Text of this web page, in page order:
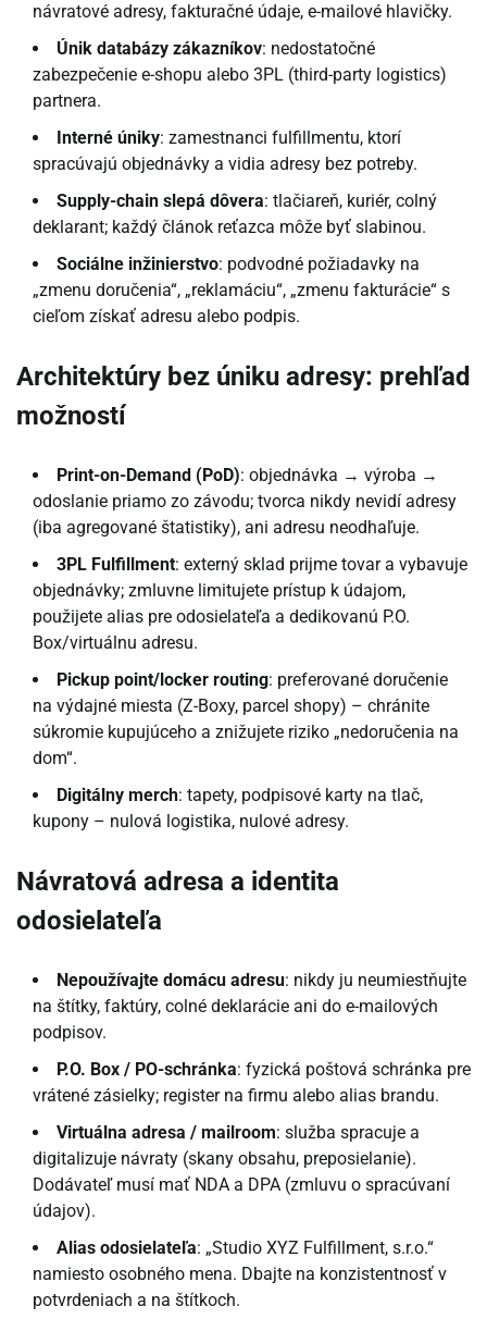
návratové adresy, fakturačné údaje, e-mailové hlavičky.
Únik databázy zákazníkov: nedostatočné
zabezpečenie e-shopu alebo 3PL (third-party logistics)
partnera.
Interné úniky: zamestnanci fulfillmentu, ktorí
spracúvajú objednávky a vidia adresy bez potreby.
Supply-chain slepá dôvera: tlačiareň, kuriér, colný
deklarant; každý článok reťazca môže byť slabinou.
Sociálne inžinierstvo: podvodné požiadavky na
„zmenu doručenia“, „reklamáciu“, „zmenu fakturácie“ s
cieľom získať adresu alebo podpis.
Architektúry bez úniku adresy: prehľad
možností
Print-on-Demand (PoD): objednávka → výroba →
odoslanie priamo zo závodu; tvorca nikdy nevidí adresy
(iba agregované štatistiky), ani adresu neodhaľuje.
3PL Fulfillment: externý sklad prijme tovar a vybavuje
objednávky; zmluvne limitujete prístup k údajom,
použijete alias pre odosielateľa a dedikovanú P.O.
Box/virtuálnu adresu.
Pickup point/locker routing: preferované doručenie
na výdajné miesta (Z-Boxy, parcel shopy) – chránite
súkromie kupujúceho a znižujete riziko „nedoručenia na
dom“.
Digitálny merch: tapety, podpisové karty na tlač,
kupony – nulová logistika, nulové adresy.
Návratová adresa a identita
odosielateľa
Nepoužívajte domácu adresu: nikdy ju neumiestňujte
na štítky, faktúry, colné deklarácie ani do e-mailových
podpisov.
P.O. Box / PO-schránka: fyzická poštová schránka pre
vrátené zásielky; register na firmu alebo alias brandu.
Virtuálna adresa / mailroom: služba spracuje a
digitalizuje návraty (skany obsahu, preposielanie).
Dodávateľ musí mať NDA a DPA (zmluvu o spracúvaní
údajov).
Alias odosielateľa: „Studio XYZ Fulfillment, s.r.o.“
namiesto osobného mena. Dbajte na konzistentnosť v
potvrdeniach a na štítkoch.